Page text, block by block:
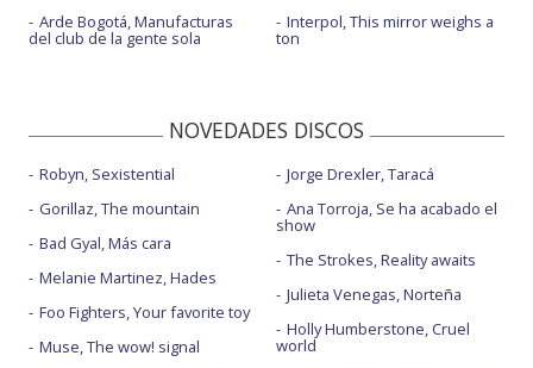
Arde Bogotá, Manufacturas
del club de la gente sola
Interpol, This mirror weighs a
ton
NOVEDADES DISCOS
Robyn, Sexistential
Gorillaz, The mountain
Bad Gyal, Más cara
Melanie Martinez, Hades
Foo Fighters, Your favorite toy
Muse, The wow! signal
Jorge Drexler, Taracá
Ana Torroja, Se ha acabado el
show
The Strokes, Reality awaits
Julieta Venegas, Norteña
Holly Humberstone, Cruel
world